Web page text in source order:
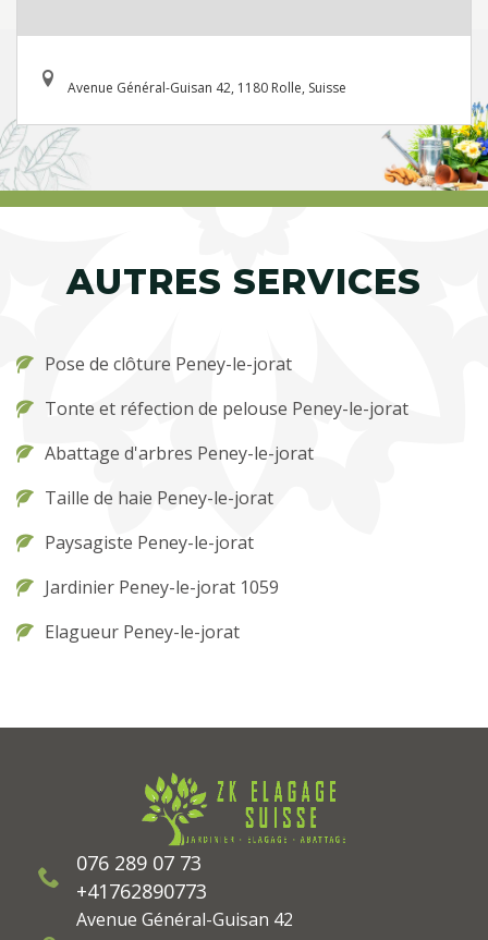
Avenue Général-Guisan 42, 1180 Rolle, Suisse
AUTRES SERVICES
Pose de clôture Peney-le-jorat
Tonte et réfection de pelouse Peney-le-jorat
Abattage d'arbres Peney-le-jorat
Taille de haie Peney-le-jorat
Paysagiste Peney-le-jorat
Jardinier Peney-le-jorat 1059
Elagueur Peney-le-jorat
076 289 07 73
+41762890773
Avenue Général-Guisan 42